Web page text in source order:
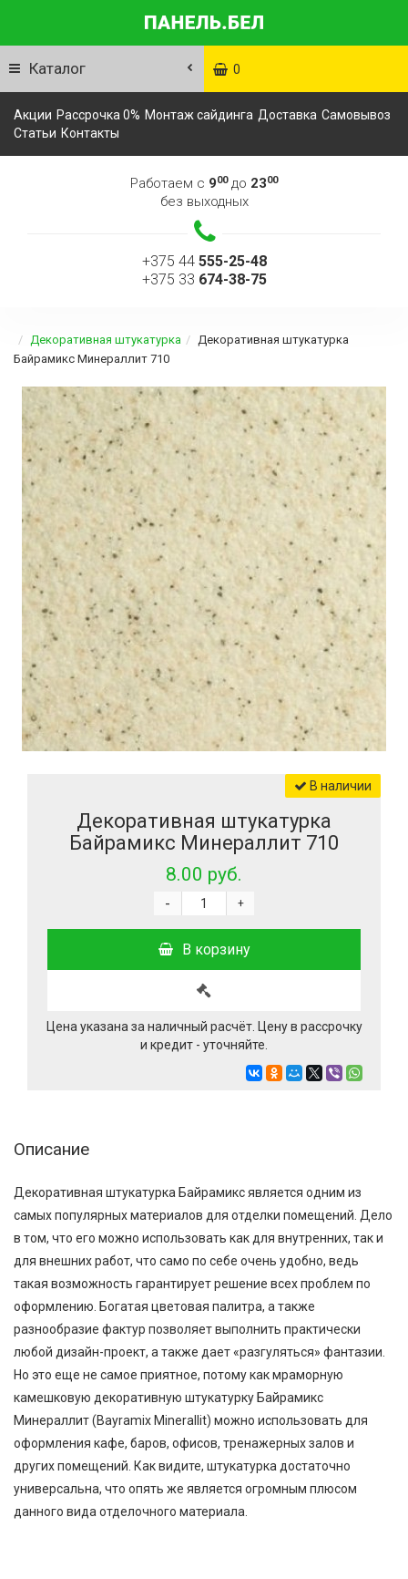
Каталог 0
Акции Рассрочка 0% Монтаж сайдинга Доставка Самовывоз
Статьи Контакты
Работаем с 900до 2300
без выходных
+375 44 555-25-48
+375 33 674-38-75
Декоративная штукатурка
Декоративная штукатурка
Байрамикс Минераллит 710
В наличии
Декоративная штукатурка
Байрамикс Минераллит 710
8.00 руб.
+
-
В корзину
Цена указана за наличный расчёт. Цену в рассрочку
и кредит - уточняйте.
Описание
Декоративная штукатурка Байрамикс является одним из
самых популярных материалов для отделки помещений. Дело
в том, что его можно использовать как для внутренних, так и
для внешних работ, что само по себе очень удобно, ведь
такая возможность гарантирует решение всех проблем по
оформлению. Богатая цветовая палитра, а также
разнообразие фактур позволяет выполнить практически
любой дизайн-проект, а также дает «разгуляться» фантазии.
Но это еще не самое приятное, потому как мраморную
камешковую декоративную штукатурку Байрамикс
Минераллит (Bayramix Minerallit) можно использовать для
оформления кафе, баров, офисов, тренажерных залов и
других помещений. Как видите, штукатурка достаточно
универсальна, что опять же является огромным плюсом
данного вида отделочного материала.